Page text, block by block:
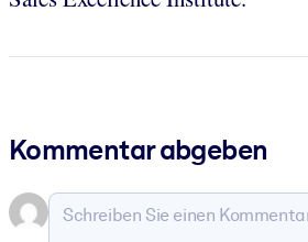
Kommentar abgeben